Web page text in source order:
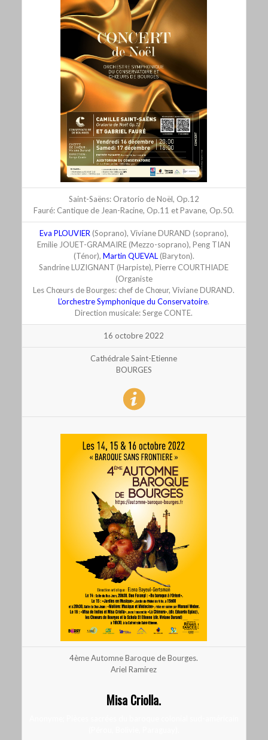
Saint-Saëns: Oratorio de Noël, Op.12
Fauré: Cantique de Jean-Racine, Op.11 et Pavane, Op.50.
Eva PLOUVIER (Soprano), Viviane DURAND (soprano),
Emilie JOUET-GRAMAIRE (Mezzo-soprano), Peng TIAN
(Ténor), Martin QUEVAL(Baryton).
Sandrine LUZIGNANT (Harpiste), Pierre COURTHIADE
(Organiste
Les Chœurs de Bourges: chef de Chœur, Viviane DURAND.
L’orchestre Symphonique du Conservatoire.
Direction musicale: Serge CONTE.
16 octobre 2022
Cathédrale Saint-Etienne
BOURGES
4ème Automne Baroque de Bourges.
Ariel Ramirez
Misa Criolla.